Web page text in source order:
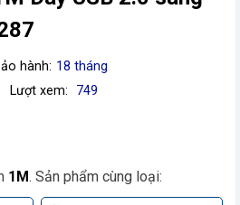
hành: 18 tháng
Lượt xem: 749
1M. Sản phẩm cùng loại: